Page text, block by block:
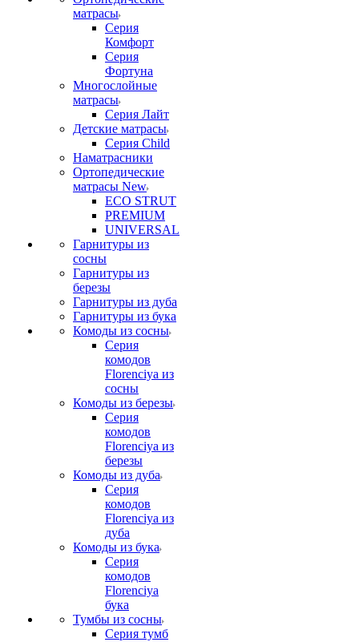
матрасы
Серия
Комфорт
Серия
Фортуна
Многослойные
матрасы
Серия Лайт
Детские матрасы
Серия Child
Наматрасники
Ортопедические
матрасы New
ECO STRUT
PREMIUM
UNIVERSAL
Гарнитуры из
сосны
Гарнитуры из
березы
Гарнитуры из дуба
Гарнитуры из бука
Комоды из сосны
Серия
комодов
Florenciya из
сосны
Комоды из березы
Серия
комодов
Florenciya из
березы
Комоды из дуба
Серия
комодов
Florenciya из
дуба
Комоды из бука
Серия
комодов
Florenciya
бука
Тумбы из сосны
Серия тумб